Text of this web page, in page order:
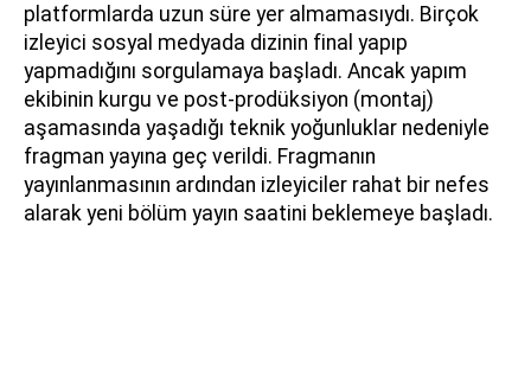
platformlarda uzun süre yer almamasıydı. Birçok
izleyici sosyal medyada dizinin final yapıp
yapmadığını sorgulamaya başladı. Ancak yapım
ekibinin kurgu ve post-prodüksiyon (montaj)
aşamasında yaşadığı teknik yoğunluklar nedeniyle
fragman yayına geç verildi. Fragmanın
yayınlanmasının ardından izleyiciler rahat bir nefes
alarak yeni bölüm yayın saatini beklemeye başladı.